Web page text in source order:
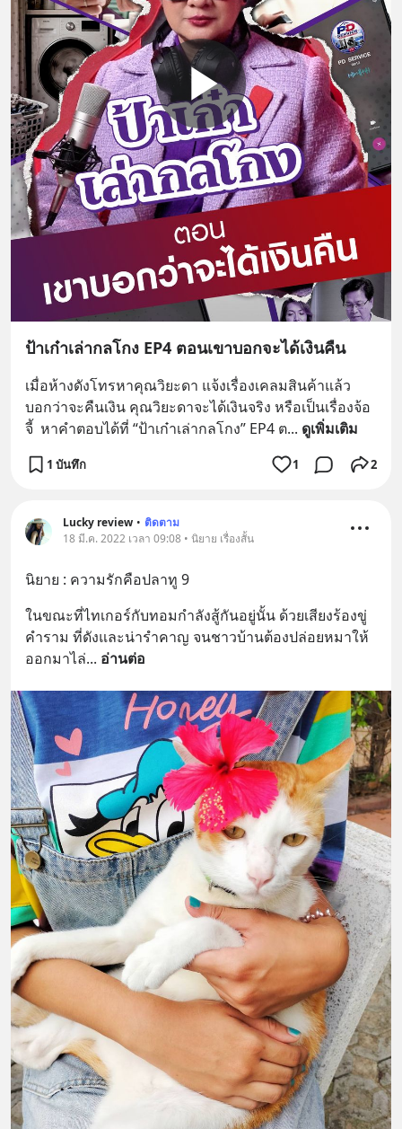
ป้าเก๋าเล่ากลโกง EP4 ตอนเขาบอกจะได้เงินคืน
เมื่อห้างดังโทรหาคุณวิยะดา แจ้งเรื่องเคลมสินค้าแล้ว
บอกว่าจะคืนเงิน คุณวิยะดาจะได้เงินจริง หรือเป็นเรื่องจ้อ
จี้  หาคำตอบได้ที่ “ป้าเก๋าเล่ากลโกง” EP4 ต... ดูเพิ่มเติม
1 บันทึก 1 2
Lucky review • ติดตาม
18 มี.ค. 2022 เวลา 09:08 • นิยาย เรื่องสั้น
นิยาย : ความรักคือปลาทู 9
ในขณะที่ไทเกอร์กับทอมกำลังสู้กันอยู่นั้น ด้วยเสียงร้องขู่
คำราม ที่ดังและน่ารำคาญ จนชาวบ้านต้องปล่อยหมาให้
ออกมาไล่... อ่านต่อ